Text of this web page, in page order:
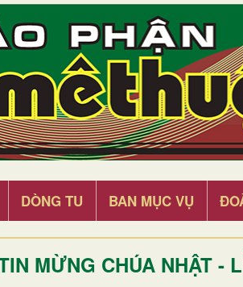
DÒNG TU BAN MỤC VỤ
MỪNG CHÚA NHẬT -